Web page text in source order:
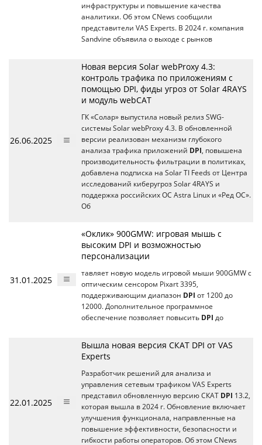
инфраструктуры и повышение качества
аналитики. Об этом CNews сообщили
представители VAS Experts. В 2024 г. компания
Sandvine объявила о выходе с рынков
26.06.2025
Новая версия Solar webProxy 4.3:
контроль трафика по приложениям с
помощью DPI, фиды угроз от Solar 4RAYS
и модуль webCAT
ГК «Солар» выпустила новый релиз SWG-
системы Solar webProxy 4.3. В обновленной
версии реализован механизм глубокого
анализа трафика приложений DPI, повышена
производительность фильтрации в политиках,
добавлена подписка на Solar TI Feeds от Центра
исследований киберугроз Solar 4RAYS и
поддержка российских ОС Astra Linux и «Ред ОС».
Об
31.01.2025
«Оклик» 900GMW: игровая мышь с
высоким DPI и возможностью
персонализации
тавляет новую модель игровой мыши 900GMW с
оптическим сенсором Pixart 3395,
поддерживающим диапазон DPI от 1200 до
12000. Дополнительное программное
обеспечение позволяет повысить DPI до
22.01.2025
Вышла новая версия СКАТ DPI от VAS
Experts
Разработчик решений для анализа и
управления сетевым трафиком VAS Experts
представил обновленную версию СКАТ DPI 13.2,
которая вышла в 2024 г. Обновление включает
улучшения функционала, направленные на
повышение эффективности, безопасности и
гибкости работы операторов. Об этом CNews